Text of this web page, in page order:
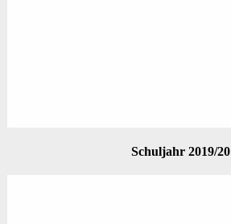
Schuljahr 2019/20